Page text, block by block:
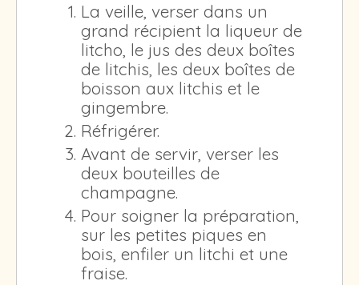
La veille, verser dans un
grand récipient la liqueur de
litcho, le jus des deux boîtes
de litchis, les deux boîtes de
boisson aux litchis et le
gingembre.
Réfrigérer.
Avant de servir, verser les
deux bouteilles de
champagne.
Pour soigner la préparation,
sur les petites piques en
bois, enfiler un litchi et une
fraise.